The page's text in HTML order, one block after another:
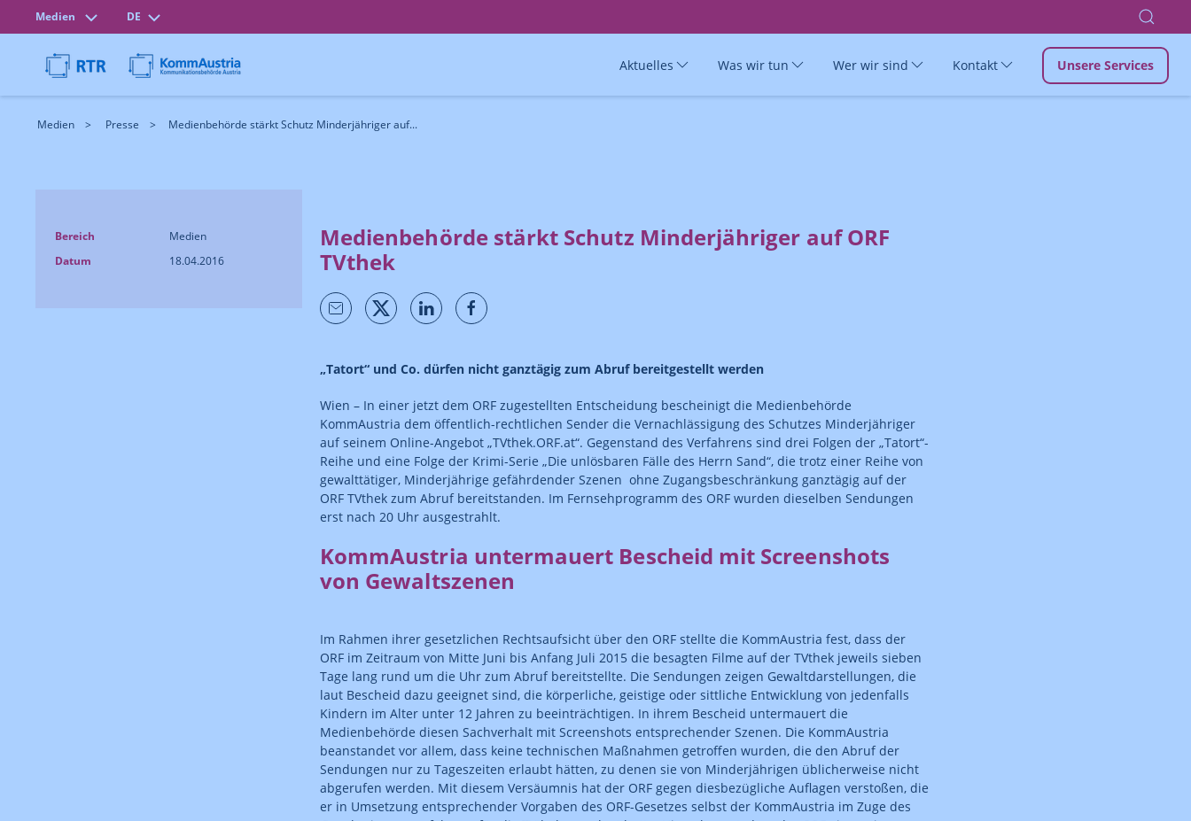
Medien DE
Aktuelles Was wir tun Wer wir sind Kontakt Unsere Services
Medien Presse Medienbehörde stärkt Schutz Minderjähriger auf...
Bereich
Medien
Datum
18.04.2016
Medienbehörde stärkt Schutz Minderjähriger auf ORF
TVthek
„Tatort“ und Co. dürfen nicht ganztägig zum Abruf bereitgestellt werden
Wien – In einer jetzt dem ORF zugestellten Entscheidung bescheinigt die Medienbehörde
KommAustria dem öffentlich-rechtlichen Sender die Vernachlässigung des Schutzes Minderjähriger
auf seinem Online-Angebot „TVthek.ORF.at“. Gegenstand des Verfahrens sind drei Folgen der „Tatort“-
Reihe und eine Folge der Krimi-Serie „Die unlösbaren Fälle des Herrn Sand“, die trotz einer Reihe von
gewalttätiger, Minderjährige gefährdender Szenen ohne Zugangsbeschränkung ganztägig auf der
ORF TVthek zum Abruf bereitstanden. Im Fernsehprogramm des ORF wurden dieselben Sendungen
erst nach 20 Uhr ausgestrahlt.
KommAustria untermauert Bescheid mit Screenshots
von Gewaltszenen
Im Rahmen ihrer gesetzlichen Rechtsaufsicht über den ORF stellte die KommAustria fest, dass der
ORF im Zeitraum von Mitte Juni bis Anfang Juli 2015 die besagten Filme auf der TVthek jeweils sieben
Tage lang rund um die Uhr zum Abruf bereitstellte. Die Sendungen zeigen Gewaltdarstellungen, die
laut Bescheid dazu geeignet sind, die körperliche, geistige oder sittliche Entwicklung von jedenfalls
Kindern im Alter unter 12 Jahren zu beeinträchtigen. In ihrem Bescheid untermauert die
Medienbehörde diesen Sachverhalt mit Screenshots entsprechender Szenen. Die KommAustria
beanstandet vor allem, dass keine technischen Maßnahmen getroffen wurden, die den Abruf der
Sendungen nur zu Tageszeiten erlaubt hätten, zu denen sie von Minderjährigen üblicherweise nicht
abgerufen werden. Mit diesem Versäumnis hat der ORF gegen diesbezügliche Auflagen verstoßen, die
er in Umsetzung entsprechender Vorgaben des ORF-Gesetzes selbst der KommAustria im Zuge des